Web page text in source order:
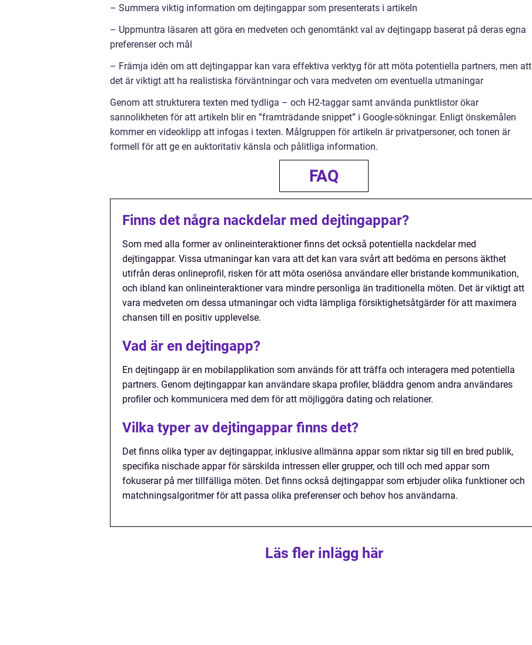
– Summera viktig information om dejtingappar som presenterats i artikeln
– Uppmuntra läsaren att göra en medveten och genomtänkt val av dejtingapp baserat på deras egna
preferenser och mål
– Främja idén om att dejtingappar kan vara effektiva verktyg för att möta potentiella partners, men att
det är viktigt att ha realistiska förväntningar och vara medveten om eventuella utmaningar
Genom att strukturera texten med tydliga – och H2-taggar samt använda punktlistor ökar
sannolikheten för att artikeln blir en ”framträdande snippet” i Google-sökningar. Enligt önskemålen
kommer en videoklipp att infogas i texten. Målgruppen för artikeln är privatpersoner, och tonen är
formell för att ge en auktoritativ känsla och pålitliga information.
FAQ
Finns det några nackdelar med dejtingappar?
Som med alla former av onlineinteraktioner finns det också potentiella nackdelar med
dejtingappar. Vissa utmaningar kan vara att det kan vara svårt att bedöma en persons äkthet
utifrån deras onlineprofil, risken för att möta oseriösa användare eller bristande kommunikation,
och ibland kan onlineinteraktioner vara mindre personliga än traditionella möten. Det är viktigt att
vara medveten om dessa utmaningar och vidta lämpliga försiktighetsåtgärder för att maximera
chansen till en positiv upplevelse.
Vad är en dejtingapp?
En dejtingapp är en mobilapplikation som används för att träffa och interagera med potentiella
partners. Genom dejtingappar kan användare skapa profiler, bläddra genom andra användares
profiler och kommunicera med dem för att möjliggöra dating och relationer.
Vilka typer av dejtingappar finns det?
Det finns olika typer av dejtingappar, inklusive allmänna appar som riktar sig till en bred publik,
specifika nischade appar för särskilda intressen eller grupper, och till och med appar som
fokuserar på mer tillfälliga möten. Det finns också dejtingappar som erbjuder olika funktioner och
matchningsalgoritmer för att passa olika preferenser och behov hos användarna.
Läs fler inlägg här